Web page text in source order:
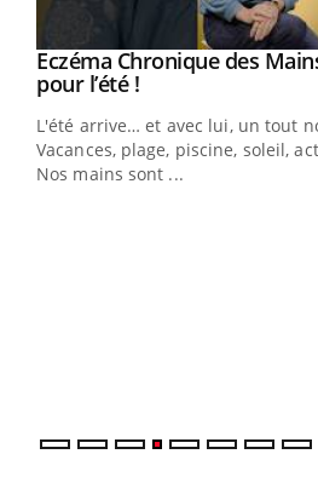
Youtube
Eczéma Chronique des
pour l’été !Youtube
L'été arrive… et avec lui, un tout
Vacances, plage, piscine, soleil,
Nos mains sont ...